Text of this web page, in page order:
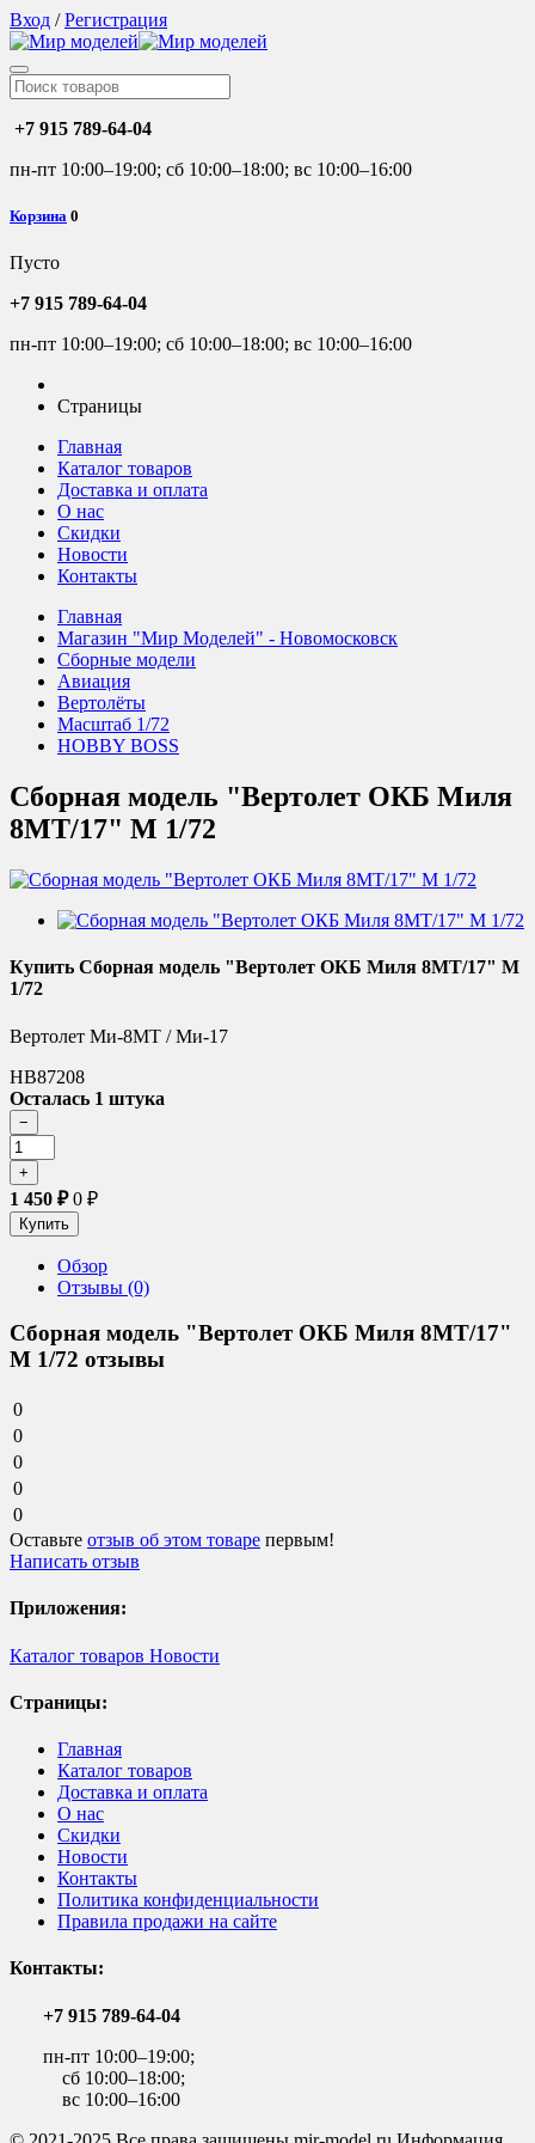
Вход /Регистрация
+7 915 789-64-04
пн-пт 10:00–19:00; сб 10:00–18:00; вс 10:00–16:00
Корзина 0
Пусто
+7 915 789-64-04
пн-пт 10:00–19:00; сб 10:00–18:00; вс 10:00–16:00
Страницы
Главная
Каталог товаров
Доставка и оплата
О нас
Скидки
Новости
Контакты
Главная
Магазин "Мир Моделей" - Новомосковск
Сборные модели
Авиация
Вертолёты
Масштаб 1/72
HOBBY BOSS
Сборная модель "Вертолет ОКБ Миля
8МТ/17" М 1/72
Купить Сборная модель "Вертолет ОКБ Миля 8МТ/17" М
1/72
Вертолет Mи-8MT / Mи-17
HB87208
Осталась 1 штука
1 450 ₽0 ₽
Обзор
Отзывы (0)
Сборная модель "Вертолет ОКБ Миля 8МТ/17"
М 1/72 отзывы
0
0
0
0
0
Оставьте отзыв об этом товаре первым!
Написать отзыв
Приложения:
Каталог товаров Новости
Страницы:
Главная
Каталог товаров
Доставка и оплата
О нас
Скидки
Новости
Контакты
Политика конфиденциальности
Правила продажи на сайте
Контакты:
+7 915 789-64-04
пн-пт 10:00–19:00;
сб 10:00–18:00;
вс 10:00–16:00